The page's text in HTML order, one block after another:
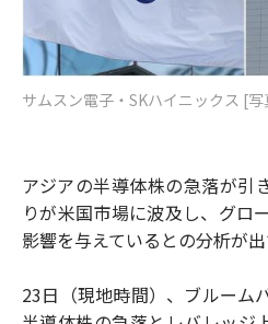
サムスン電子・SKハイニックス [
アジアの半導体株の急落が引
りが米国市場に波及し、グロ
影響を与えているとの分析が出
23日（現地時間）、ブルーム